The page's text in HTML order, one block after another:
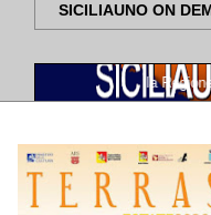
SICILIAUNO ON
della Regione tra Porto